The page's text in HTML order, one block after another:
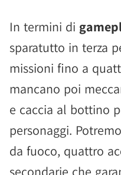
In termini di
sparatutto in terza
missioni fino a
mancano poi
e caccia al bottino
personaggi.
da fuoco, quattro
secondarie che